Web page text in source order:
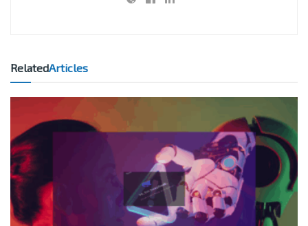
RelatedArticles